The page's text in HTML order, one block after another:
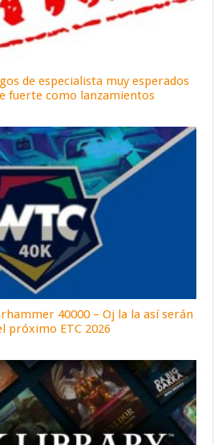
de especialista muy esperados
fuerte como lanzamientos
40000 – Oj la la así serán
próximo ETC 2026